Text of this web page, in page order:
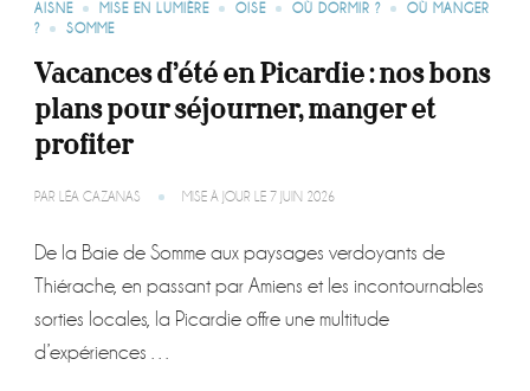
AISNE MISE EN LUMIÈRE OISE OÙ DORMIR ?
OÙ MANGER
?
SOMME
Vacances d’été en Picardie : nos bons
plans pour séjourner, manger et
profiter
PAR LÉA CAZANAS MISE À JOUR LE 7 JUIN 2026
De la Baie de Somme aux paysages verdoyants de
Thiérache, en passant par Amiens et les incontournables
sorties locales, la Picardie offre une multitude
d’expériences …